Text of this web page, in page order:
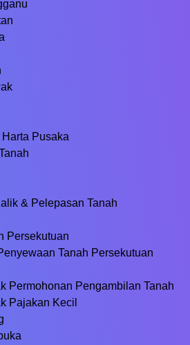
Pusaka
& Pelepasan Tanah
Persekutuan
Tanah Persekutuan
Permohonan Pengambilan Tanah
Pajakan Kecil